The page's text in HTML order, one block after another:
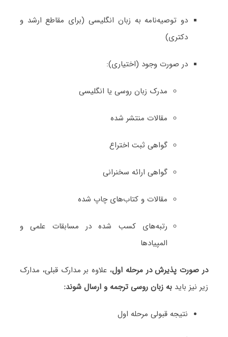
دو توصیه‌نامه به زبان انگلیسی (برای مقاطع ارشد و
دکتری)
در صورت وجود (اختیاری):
مدرک زبان روسی یا انگلیسی
مقالات منتشر شده
گواهی ثبت اختراع
گواهی ارائه سخنرانی
مقالات و کتاب‌های چاپ شده
رتبه‌های کسب شده در مسابقات علمی و
المپیادها
در صورت پذیرش در مرحله اول، علاوه بر مدارک قبلی، مدارک
زیر نیز باید به زبان روسی ترجمه و ارسال شوند:
نتیجه قبولی مرحله اول